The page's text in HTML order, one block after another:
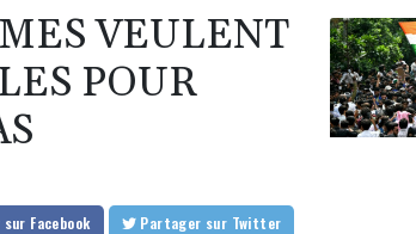
VEULENT
POUR
sur Facebook Partager sur Twitter